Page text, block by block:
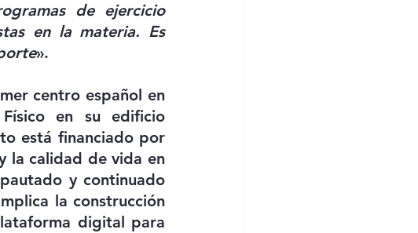
de ejercicio
en la materia. Es
».
centro español en
en su edificio
está financiado por
la calidad de vida en
la construcción
digital para